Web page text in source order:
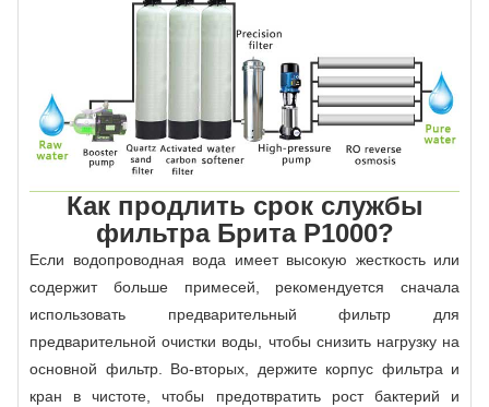
Как продлить срок службы
фильтра Брита P1000?
Если водопроводная вода имеет высокую жесткость или
содержит больше примесей, рекомендуется сначала
использовать предварительный фильтр для
предварительной очистки воды, чтобы снизить нагрузку на
основной фильтр. Во-вторых, держите корпус фильтра и
кран в чистоте, чтобы предотвратить рост бактерий и